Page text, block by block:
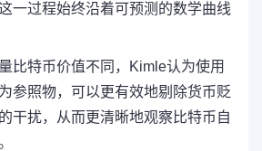
一过程始终沿着可预测的数学曲线
比特币价值不同，Kimle认为使用
参照物，可以更有效地剔除货币贬
干扰，从而更清晰地观察比特币自